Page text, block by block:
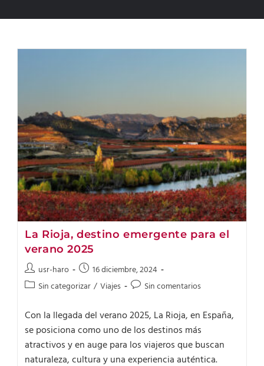
La Rioja, destino emergente para el
verano 2025
usr-haro
16 diciembre, 2024
Sin categorizar / Viajes Sin comentarios
Con la llegada del verano 2025, La Rioja, en España,
se posiciona como uno de los destinos más
atractivos y en auge para los viajeros que buscan
naturaleza, cultura y una experiencia auténtica.